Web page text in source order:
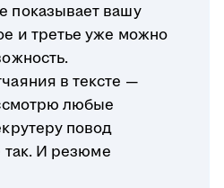
показывает вашу
и третье уже можно
в тексте —
любые
повод
так. И резюме